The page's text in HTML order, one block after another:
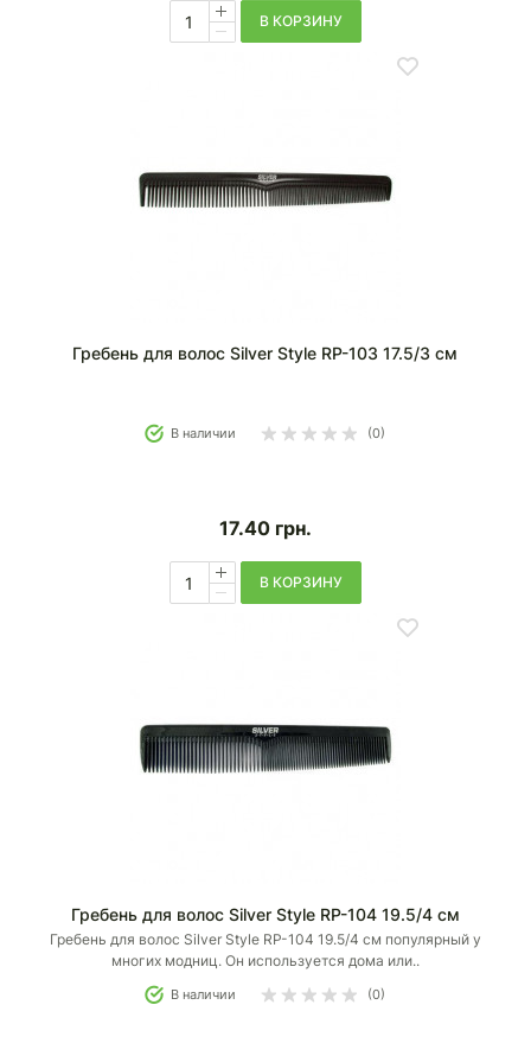
В КОРЗИНУ
Гребень для волос Silver Style RP-103 17.5/3 см
В наличии (0)
17.40 грн.
В КОРЗИНУ
Гребень для волос Silver Style RP-104 19.5/4 см
Гребень для волос Silver Style RP-104 19.5/4 см популярный у
многих модниц. Он используется дома или..
В наличии (0)